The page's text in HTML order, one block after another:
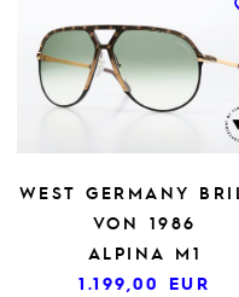
WEST GERMANY
VON 1986
ALPINA M1
1.199,00 EUR